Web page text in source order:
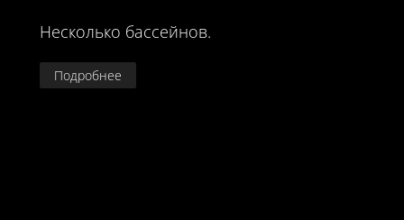
Несколько бассейнов.
Подробнее